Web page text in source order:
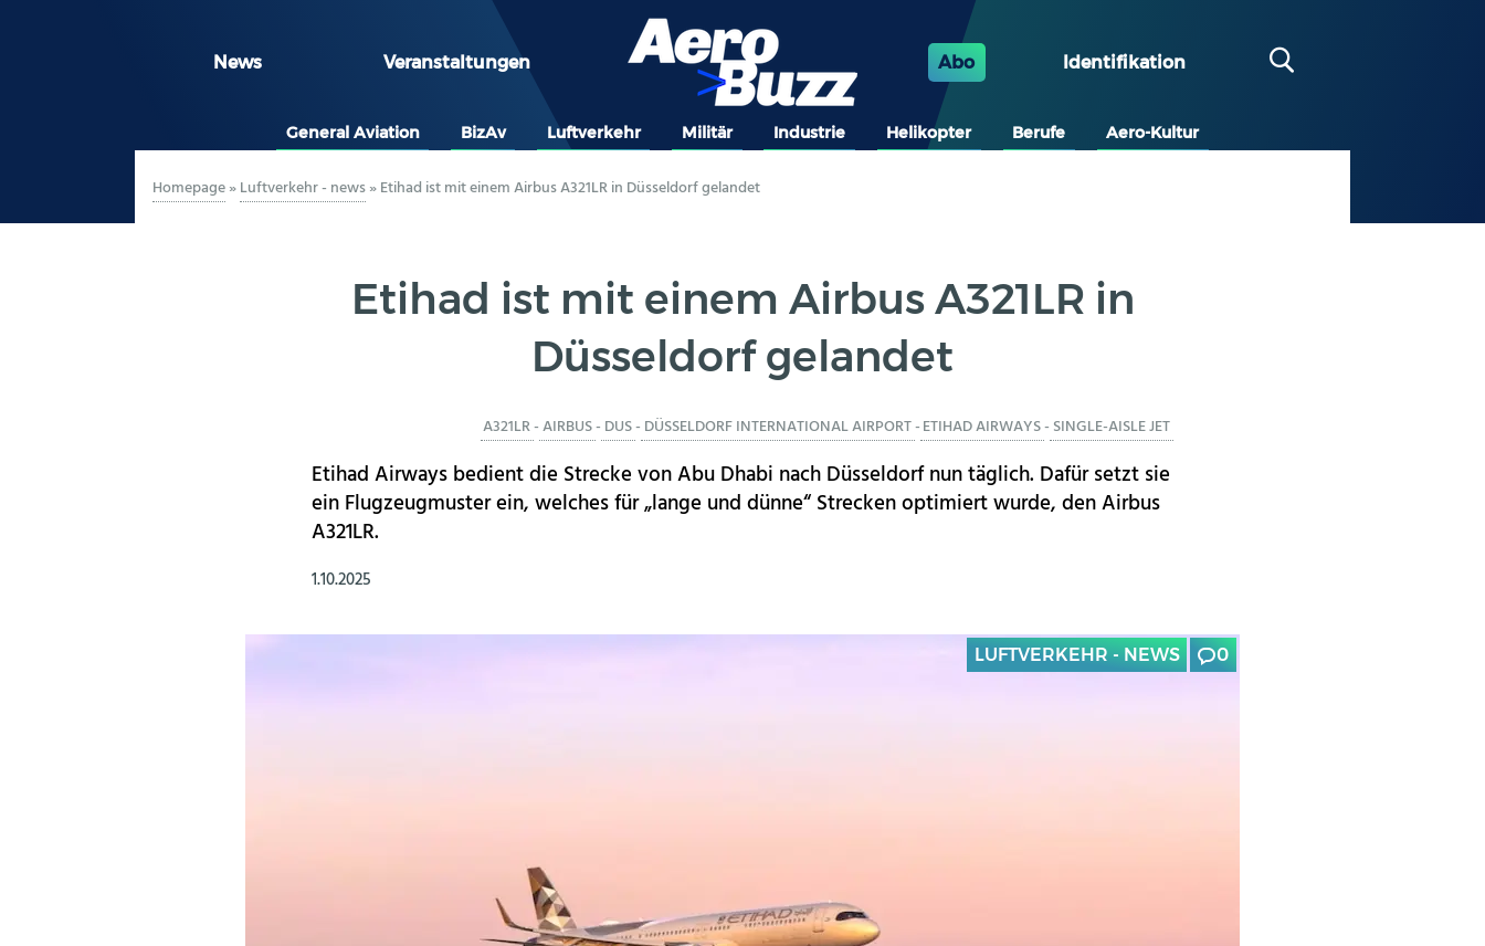
News Veranstaltungen Abo Identifikation
General Aviation BizAv Luftverkehr Militär Industrie Helikopter Berufe Aero-Kultur
Homepage»Luftverkehr - news»Etihad ist mit einem Airbus A321LR in Düsseldorf gelandet
Etihad ist mit einem Airbus A321LR in
Düsseldorf gelandet
A321LR-AIRBUS- DUS- DÜSSELDORF INTERNATIONAL AIRPORT-ETIHAD AIRWAYS- SINGLE-AISLE JET
Etihad Airways bedient die Strecke von Abu Dhabi nach Düsseldorf nun täglich. Dafür setzt sie
ein Flugzeugmuster ein, welches für „lange und dünne“ Strecken optimiert wurde, den Airbus
A321LR.
1.10.2025
LUFTVERKEHR - NEWS 0